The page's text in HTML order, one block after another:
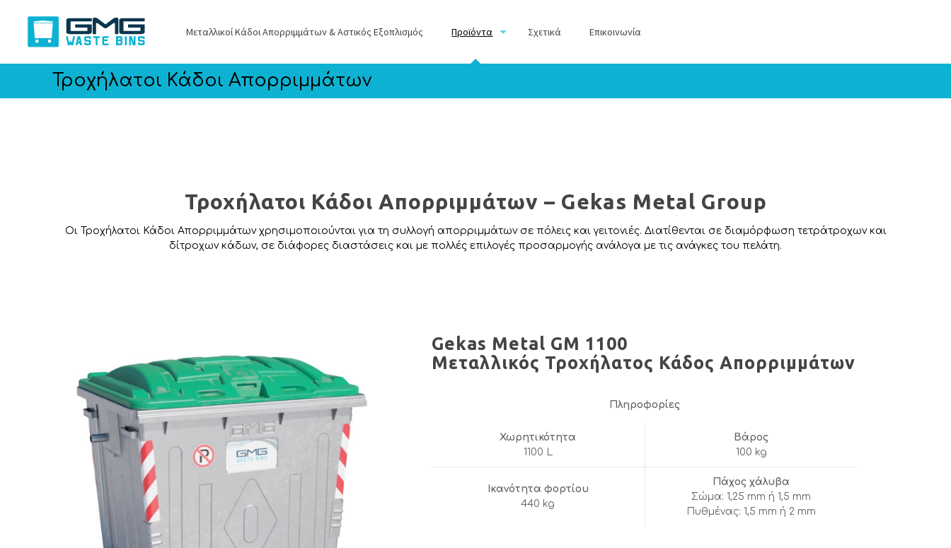
Μεταλλικοί Κάδοι Απορριμμάτων & Αστικός Εξοπλισμός Προϊόντα Σχετικά Επικοινωνία
Τροχήλατοι Κάδοι Απορριμμάτων
Τροχήλατοι Κάδοι Απορριμμάτων – Gekas Metal Group
Οι Τροχήλατοι Κάδοι Απορριμμάτων χρησιμοποιούνται για τη συλλογή απορριμμάτων σε πόλεις και γειτονιές. Διατίθενται σε διαμόρφωση τετράτροχων και
δίτροχων κάδων, σε διάφορες διαστάσεις και με πολλές επιλογές προσαρμογής ανάλογα με τις ανάγκες του πελάτη.
Gekas Metal GM 1100
Μεταλλικός Τροχήλατος Κάδος Απορριμμάτων
Πληροφορίες
Χωρητικότητα
1100 L
Βάρος
100 kg
Ικανότητα φορτίου
440 kg
Πάχος χάλυβα
Σώμα: 1,25 mm ή 1,5 mm
Πυθμένας: 1,5 mm ή 2 mm